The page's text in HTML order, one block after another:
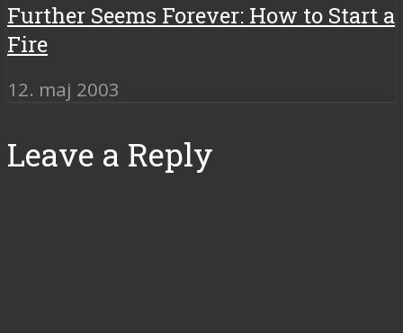
Further Seems Forever: How to Start a
Fire
12. maj 2003
Leave a Reply